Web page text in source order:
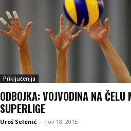
Priključenija
ODBOJKA: VOJVODINA NA ČELU
SUPERLIGE
Uroš Selenić - nov 18, 2015